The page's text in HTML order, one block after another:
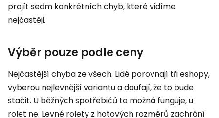
projít sedm konkrétních chyb, které vidíme
nejčastěji.
Výběr pouze podle ceny
Nejčastější chyba ze všech. Lidé porovnají tři eshopy,
vyberou nejlevnější variantu a doufají, že to bude
stačit. U běžných spotřebičů to možná funguje, u
rolet ne. Levné rolety z hotových rozměrů zachrání